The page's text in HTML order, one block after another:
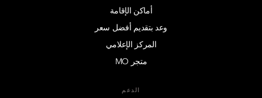
أماكن الإقامة
وعد بتقديم أفضل سعر
المركز الإعلامي
متجر MO
الدعم